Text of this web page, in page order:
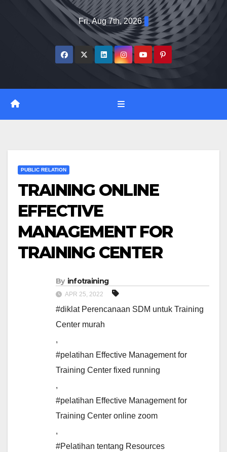
Fri. Aug 7th, 2026
PUBLIC RELATION
TRAINING ONLINE
EFFECTIVE
MANAGEMENT FOR
TRAINING CENTER
By infotraining
APR 25, 2022
#diklat Perencanaan SDM untuk Training
Center murah
,
#pelatihan Effective Management for
Training Center fixed running
,
#pelatihan Effective Management for
Training Center online zoom
,
#Pelatihan tentang Resources